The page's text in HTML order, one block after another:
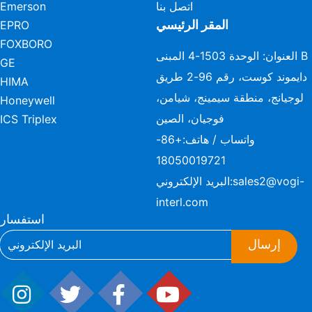
Emerson
EPRO
FOXBORO
GE
HIMA
Honeywell
ICS Triplex
اتصل بنا
المقر الرئيسي
العنوان: الوحدة 1503-4 المبنى B
دايموند كوست، رقم 96-2 طريق
لوجيانج، منطقة سيمينج، شيامن،
فوجيان، الصين
واتساب / هاتف:
+86-
18050019721
البريد الإلكتروني:sales2@vogi-
interl.com
استفسار
إرسال